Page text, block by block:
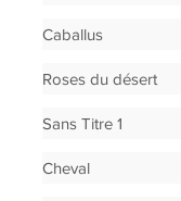
Caballus
Roses du désert
Sans Titre 1
Cheval